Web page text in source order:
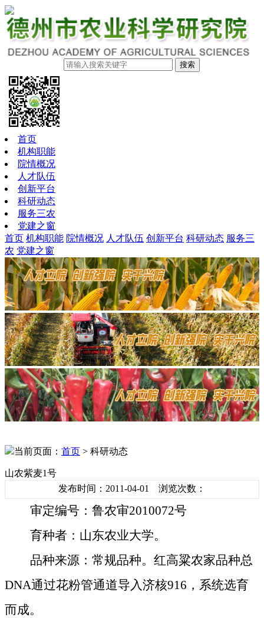
搜索
首页
机构职能
院情概况
人才队伍
创新平台
科研动态
服务三农
党建之窗
首页 机构职能 院情概况 人才队伍 创新平台 科研动态 服务三
农 党建之窗
当前页面： 首页 > 科研动态
山农紫麦1号
发布时间：2011-04-01 浏览次数：
审定编号：鲁农审2010072号
育种者：山东农业大学。
品种来源：常规品种。红高粱农家品种总
DNA通过花粉管通道导入济核916 ，系统选育
而成。